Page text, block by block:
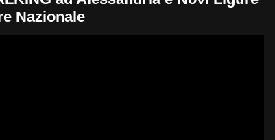
Nazionale